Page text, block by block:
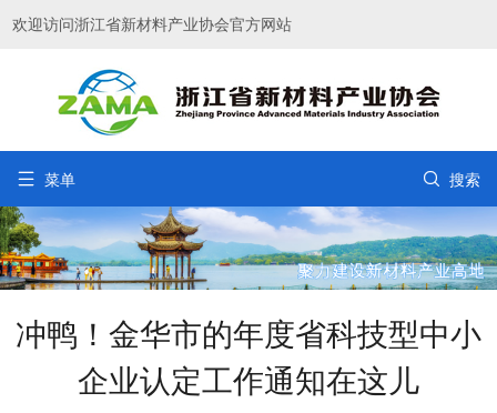
欢迎访问浙江省新材料产业协会官方网站
 菜单  搜索
冲鸭！金华市的年度省科技型中小
企业认定工作通知在这儿